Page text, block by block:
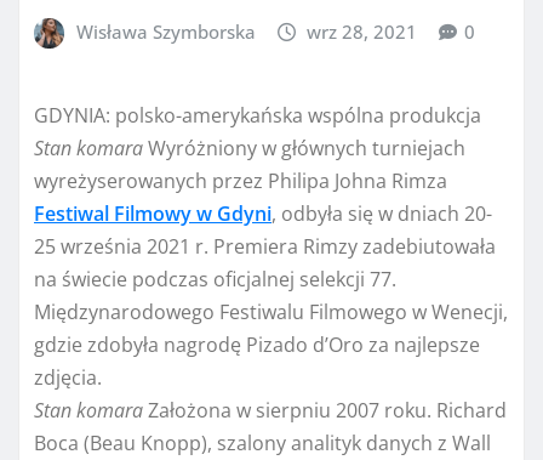
Wisława Szymborska wrz 28, 2021 0
GDYNIA: polsko-amerykańska wspólna produkcja
Stan komaraWyróżniony w głównych turniejach
wyreżyserowanych przez Philipa Johna Rimza
Festiwal Filmowy w Gdyni, odbyła się w dniach 20-
25 września 2021 r. Premiera Rimzy zadebiutowała
na świecie podczas oficjalnej selekcji 77.
Międzynarodowego Festiwalu Filmowego w Wenecji,
gdzie zdobyła nagrodę Pizado d’Oro za najlepsze
zdjęcia.
Stan komaraZałożona w sierpniu 2007 roku. Richard
Boca (Beau Knopp), szalony analityk danych z Wall